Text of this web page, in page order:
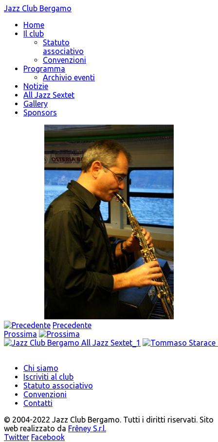
Jazz Club Bergamo
Home
Il club
Statuto
associativo
Convenzioni
Programma
Archivio eventi
Notizie
All Jazz Sextet
Gallery
Sponsors
Precedente
Prossima
Chi siamo
Iscriviti al club
Statuto associativo
Convenzioni
Contatti
© 2004-2022 Jazz Club Bergamo. Tutti i diritti riservati. Sito
web realizzato da Frêney S.r.l.
Twitter Facebook